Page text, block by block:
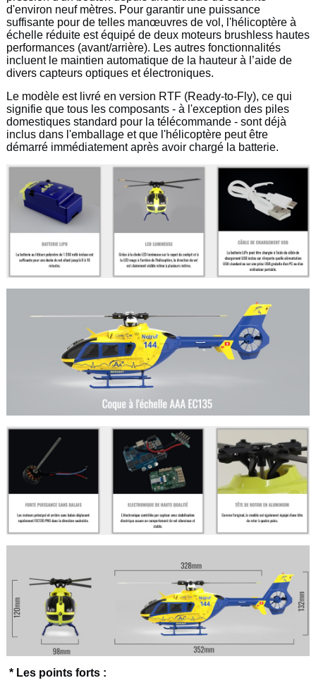
d'environ neuf mètres. Pour garantir une puissance
suffisante pour de telles manœuvres de vol, l'hélicoptère à
échelle réduite est équipé de deux moteurs brushless hautes
performances (avant/arrière). Les autres fonctionnalités
incluent le maintien automatique de la hauteur à l’aide de
divers capteurs optiques et électroniques.
Le modèle est livré en version RTF (Ready-to-Fly), ce qui
signifie que tous les composants - à l'exception des piles
domestiques standard pour la télécommande - sont déjà
inclus dans l'emballage et que l'hélicoptère peut être
démarré immédiatement après avoir chargé la batterie.
* Les points forts :